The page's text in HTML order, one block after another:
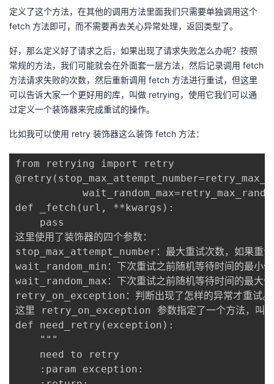
定义了这个方法，在其他的调用方法里面我们只需要单独调用这个
fetch 方法即可，而不需要再去关心异常处理，返回类型了。
好，那么定义好了请求之后，如果出现了请求失败怎么办呢？按照
常规的方法，我们可能就会在外面套一层方法，然后记录调用 fetch
方法请求失败的次数，然后重新调用 fetch 方法进行重试，但这里
可以告诉大家一个更好用的库，叫做 retrying，使用它我们可以通
过定义一个装饰器来完成重试的操作。
比如我可以使用 retry 装饰器这么装饰 fetch 方法：
from retrying import retry
def _fetch(url, **kwargs):
pass
这里使用了装饰器的四个参数：
stop_max_attempt_number：最大重试次数，如果重试
wait_random_min：下次重试之前随机等待时间的最小
wait_random_max：下次重试之前随机等待时间的最大
retry_on_exception：判断出现了怎样的异常才重试。
这里 retry_on_exception 参数指定了一个方法，叫
def need_retry(exception):
"""
need to retry
:param exception: